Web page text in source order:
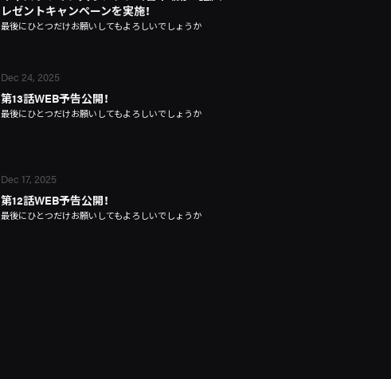
レゼントキャンペーンを実施！
最後にひとつだけお願いしてもよろしいでしょうか
Dec 24, 2025
第13話WEB予告公開！
最後にひとつだけお願いしてもよろしいでしょうか
Dec 17, 2025
第12話WEB予告公開！
最後にひとつだけお願いしてもよろしいでしょうか